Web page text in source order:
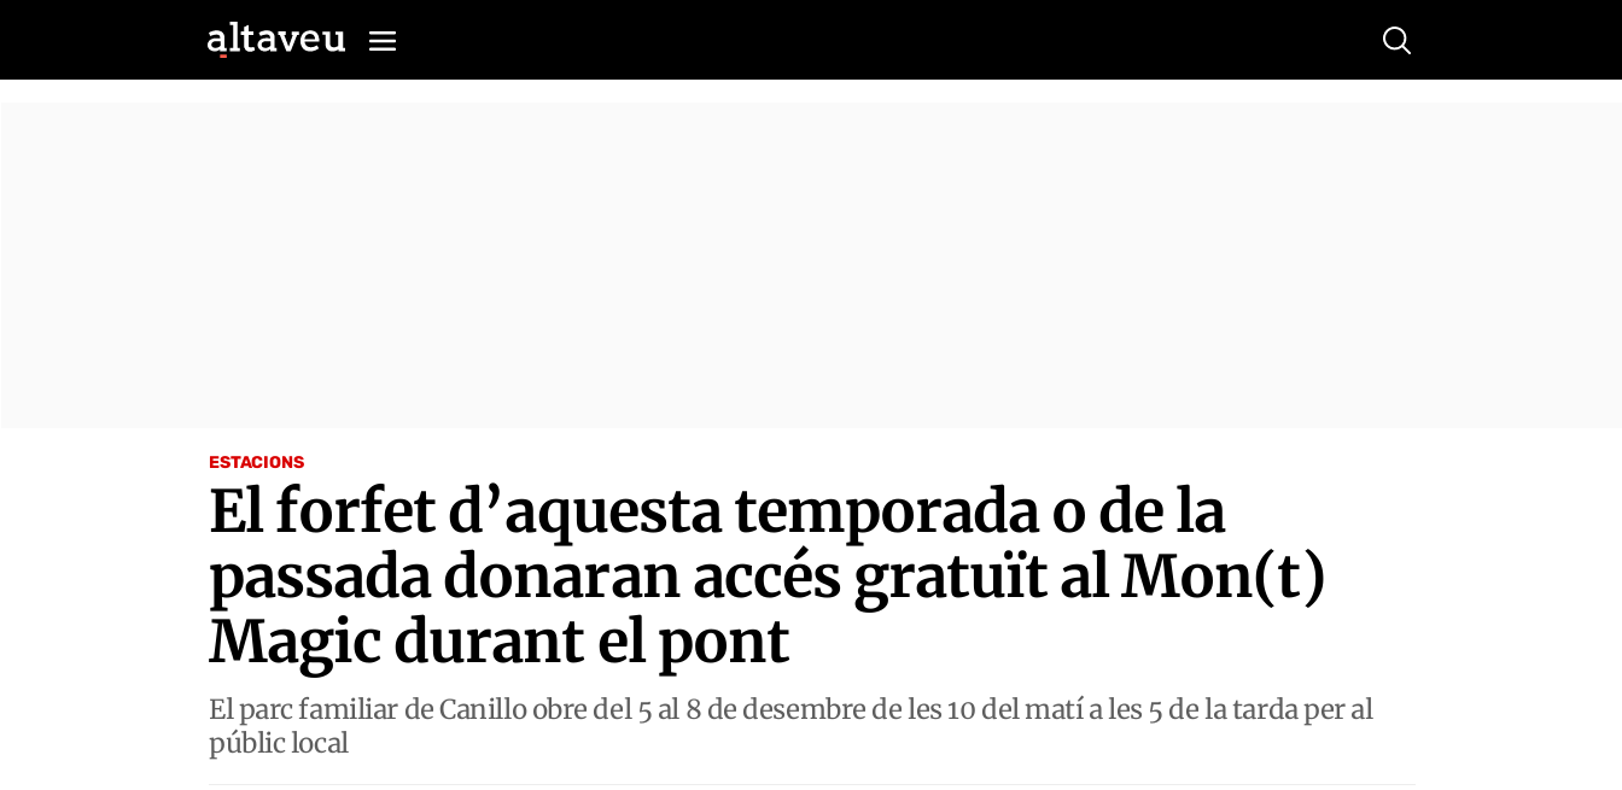
Buscar
ESTACIONS
El forfet d’aquesta temporada o de la
passada donaran accés gratuït al Mon(t)
Magic durant el pont
El parc familiar de Canillo obre del 5 al 8 de desembre de les 10 del matí a les 5 de la tarda per al
públic local